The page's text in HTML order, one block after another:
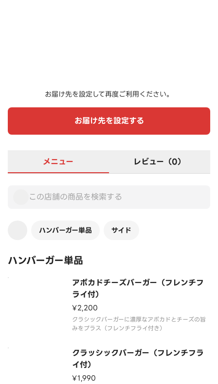
お届け先を設定して再度ご利用ください。
お届け先を設定する
メニュー レビュー（0）
ハンバーガー単品 サイド
ハンバーガー単品
アボカドチーズバーガー（フレンチフ
ライ付）
¥2,200
クラシックバーガーに濃厚なアボカドとチーズの旨
みをプラス（フレンチフライ付き）
クラッシックバーガー（フレンチフラ
イ付）
¥1,990